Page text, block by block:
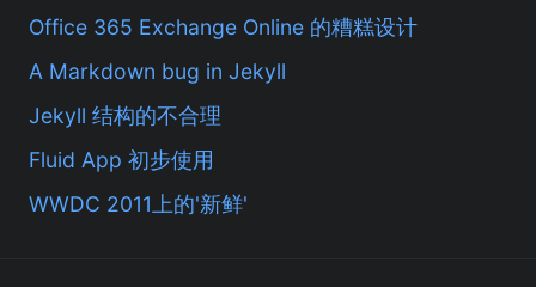
Office 365 Exchange Online 的糟糕设计
A Markdown bug in Jekyll
Jekyll 结构的不合理
Fluid App 初步使用
WWDC 2011上的'新鲜'